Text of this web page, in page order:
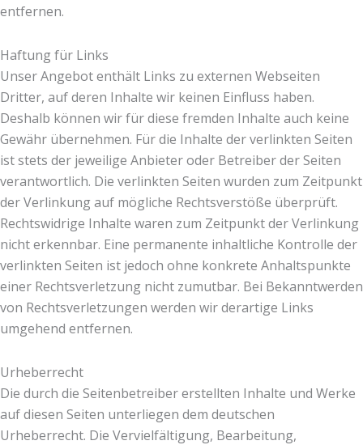
entfernen.
Haftung für Links
Unser Angebot enthält Links zu externen Webseiten
Dritter, auf deren Inhalte wir keinen Einfluss haben.
Deshalb können wir für diese fremden Inhalte auch keine
Gewähr übernehmen. Für die Inhalte der verlinkten Seiten
ist stets der jeweilige Anbieter oder Betreiber der Seiten
verantwortlich. Die verlinkten Seiten wurden zum Zeitpunkt
der Verlinkung auf mögliche Rechtsverstöße überprüft.
Rechtswidrige Inhalte waren zum Zeitpunkt der Verlinkung
nicht erkennbar. Eine permanente inhaltliche Kontrolle der
verlinkten Seiten ist jedoch ohne konkrete Anhaltspunkte
einer Rechtsverletzung nicht zumutbar. Bei Bekanntwerden
von Rechtsverletzungen werden wir derartige Links
umgehend entfernen.
Urheberrecht
Die durch die Seitenbetreiber erstellten Inhalte und Werke
auf diesen Seiten unterliegen dem deutschen
Urheberrecht. Die Vervielfältigung, Bearbeitung,